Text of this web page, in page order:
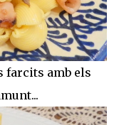
farcits amb els